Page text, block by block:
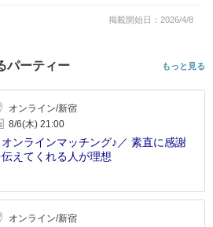
掲載開始日：2026/4/8
パーティー もっと見る
オンライン/新宿
8/6(木) 21:00
オンラインマッチング♪／ 素直に感謝
伝えてくれる人が理想
オンライン/新宿